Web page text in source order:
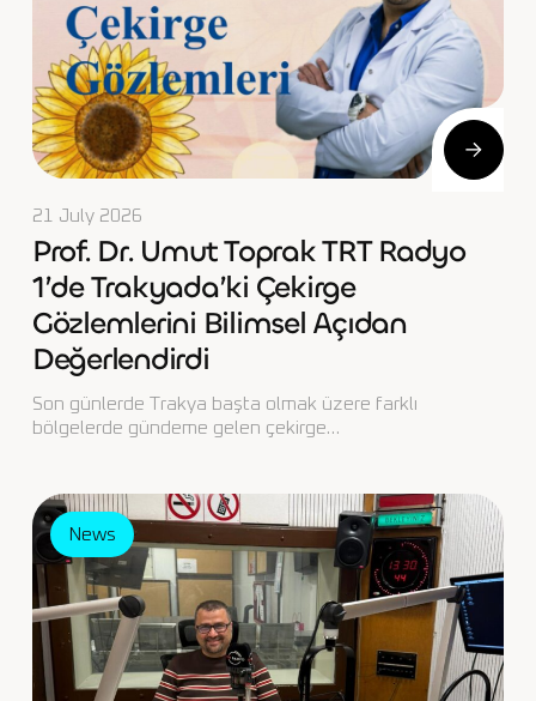
21 July 2026
Prof. Dr. Umut Toprak TRT Radyo
1’de Trakyada’ki Çekirge
Gözlemlerini Bilimsel Açıdan
Değerlendirdi
Son günlerde Trakya başta olmak üzere farklı
bölgelerde gündeme gelen çekirge…
News